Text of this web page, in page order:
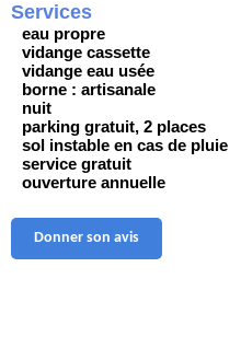
Services
eau propre
vidange cassette
vidange eau usée
borne : artisanale
nuit
parking gratuit, 2 places
sol instable en cas de pluie
service gratuit
ouverture annuelle
Donner son avis